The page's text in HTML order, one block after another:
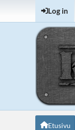
Log in
Etusivu